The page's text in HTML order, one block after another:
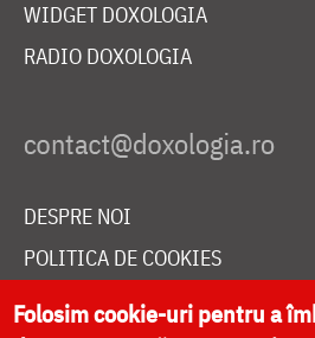
WIDGET DOXOLOGIA
RADIO DOXOLOGIA
DESPRE NOI
POLITICA DE COOKIES
DONEAZĂ ONLINE PENTRU
Folosim cookie-uri pentru a